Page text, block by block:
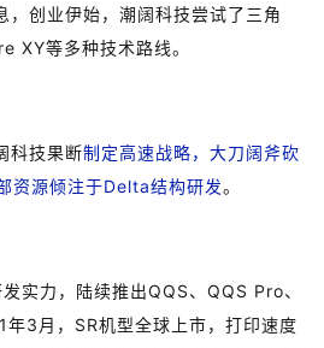
，创业伊始，潮阔科技尝试了三角
XY等多种技术路线。
科技果断制定高速战略，大刀阔斧砍
资源倾注于Delta结构研发。
实力，陆续推出QQS、QQS Pro、
3月，SR机型全球上市，打印速度